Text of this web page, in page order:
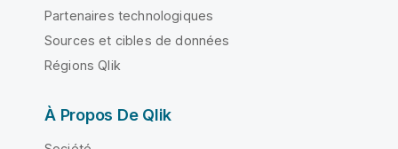
Partenaires technologiques
Sources et cibles de données
Régions Qlik
À Propos De Qlik